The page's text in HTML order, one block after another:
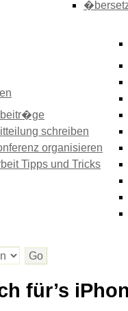
schreiben
organisieren
Tipps und Tricks
für’s